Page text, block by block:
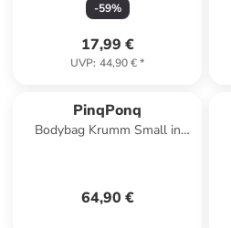
-59%
17,99 €
UVP: 44,90 €*
PinqPonq
Bodybag Krumm Small in
64,90 €